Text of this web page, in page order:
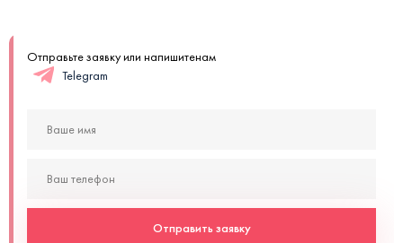
Отправьте заявку или напишитенам
Telegram
Отправить заявку